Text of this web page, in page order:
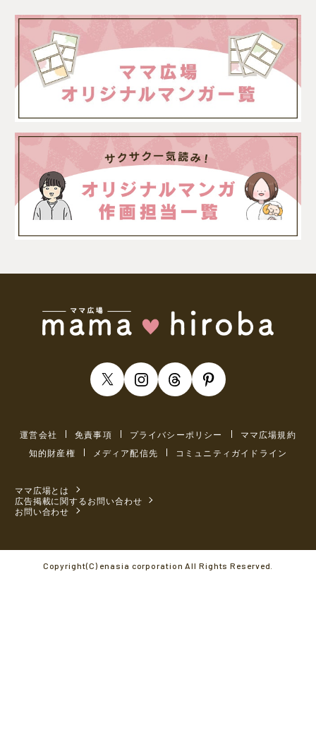
運営会社 免責事項 プライバシーポリシー
ママ広場規約
知的財産権
メディア配信先 コミュニティガイドライン
ママ広場とは
広告掲載に関するお問い合わせ
お問い合わせ
Copyright(C) enasia corporation All Rights Reserved.